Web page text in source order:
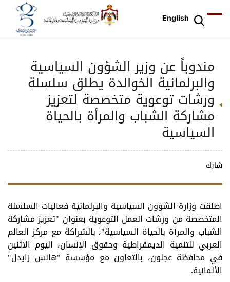
English
مندوباً عن وزير الشؤون السياسية
والبرلمانية الخوالدة يطلق سلسلة
ورشات توعوية متخصصة لتعزيز
مشاركة الشباب والمرأة بالحياة
السياسية
شارك
اطلقت وزارة الشؤون السياسية والبرلمانية فعاليات السلسلة
المتخصصة من ورشات العمل التوعوية بعنوان "تعزيز مشاركة
الشباب والمرأة بالحياة السياسية"، بالشراكة مع مركز العالم
العربي للتنمية الديمقراطية وحقوق الإنسان، اليوم الاثنين
في محافظة عجلون، بالتعاون مع مؤسسة "هانس زايدل"
الألمانية.